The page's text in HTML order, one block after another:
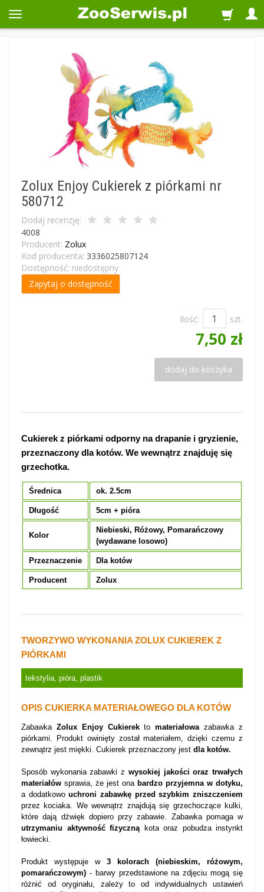
Zolux Enjoy Cukierek z piórkami nr
580712
Dodaj recenzję:
4008
Producent: Zolux
Kod producenta: 3336025807124
Dostępność: niedostępny
Zapytaj o dostępność
Ilość: szt.
7,50 zł
dodaj do koszyka
Cukierek z piórkami odporny na drapanie i gryzienie,
przeznaczony dla kotów. We wewnątrz znajduję się
grzechotka.
Średnica ok. 2.5cm
Długość 5cm + pióra
Kolor
Niebieski, Różowy, Pomarańczowy
(wydawane losowo)
Przeznaczenie Dla kotów
Producent Zolux
TWORZYWO WYKONANIA ZOLUX CUKIEREK Z
PIÓRKAMI
tekstylia, pióra, plastik
OPIS CUKIERKA MATERIAŁOWEGO DLA KOTÓW
Zabawka Zolux Enjoy Cukierekto materiałowazabawka z
piórkami. Produkt owinięty został materiałem, dzięki czemu z
zewnątrz jest miękki. Cukierek przeznaczony jest dla kotów.
Sposób wykonania zabawki z wysokiej jakości oraz trwałych
materiałów sprawia, że jest onabardzo przyjemna w dotyku,
a dodatkowouchroni zabawkę przed szybkim zniszczeniem
przez kociaka. We wewnątrz znajdują się grzechoczące kulki,
które dają dźwięk dopiero przy zabawie. Zabawka pomaga w
utrzymaniu aktywność fizycznąkota oraz pobudza instynkt
łowiecki.
Produkt występuje w 3 kolorach (niebieskim, różowym,
pomarańczowym) - barwy przedstawione na zdjęciu mogą się
różnić od oryginału, zależy to od indywidualnych ustawień